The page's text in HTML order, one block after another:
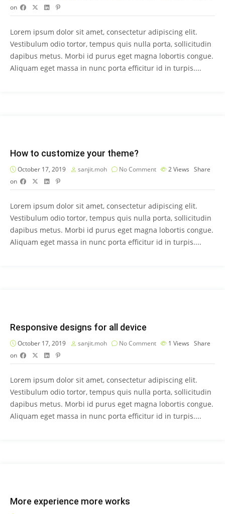
on
Lorem ipsum dolor sit amet, consectetur adipiscing elit.
Vestibulum odio tortor, tempus quis nulla porta, sollicitudin
dapibus metus. Morbi id purus eget magna lobortis congue.
Aliquam eget massa in nunc porta efficitur id in turpis....
How to customize your theme?
October 17, 2019 sanjit.moh No Comment 2Views Share
on
Lorem ipsum dolor sit amet, consectetur adipiscing elit.
Vestibulum odio tortor, tempus quis nulla porta, sollicitudin
dapibus metus. Morbi id purus eget magna lobortis congue.
Aliquam eget massa in nunc porta efficitur id in turpis....
Responsive designs for all device
October 17, 2019 sanjit.moh No Comment 1 Views Share
on
Lorem ipsum dolor sit amet, consectetur adipiscing elit.
Vestibulum odio tortor, tempus quis nulla porta, sollicitudin
dapibus metus. Morbi id purus eget magna lobortis congue.
Aliquam eget massa in nunc porta efficitur id in turpis....
More experience more works